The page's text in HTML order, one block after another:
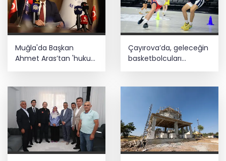
Muğla'da Başkan
Ahmet Aras’tan 'hukuk
Çayırova’da, geleceğin
basketbolcuları